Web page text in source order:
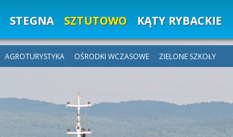
STEGNA SZTUTOWO KĄTY RYBACKIE
AGROTURYSTYKA OŚRODKI WCZASOWE ZIELONE SZKOŁY